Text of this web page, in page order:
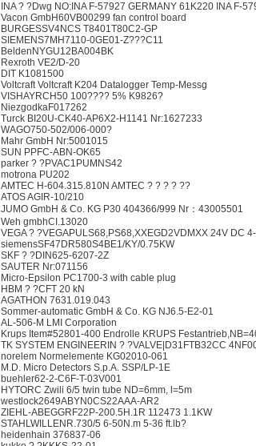
INA ? ?Dwg NO:INA F-57927 GERMANY 61K220 INA F-
Vacon GmbH60VB00299 fan control board
BURGESSV4NCS T8401T80C2-GP
SIEMENS7MH7110-0GE01-Z???C11
BeldenNYGU12BA004BK
Rexroth VE2/D-20
DIT K1081500
Voltcraft Voltcraft K204 Datalogger Temp-Messg
VISHAYRCH50 100???? 5% K9826?
NiezgodkaF017262
Turck BI20U-CK40-AP6X2-H1141 Nr:1627233
WAGO750-502/006-000?
Mahr GmbH Nr:5001015
SUN PPFC-ABN-OK65
parker ? ?PVAC1PUMNS42
motrona PU202
AMTEC H-604.315.810N AMTEC ? ? ? ? ??
ATOS AGIR-10/210
JUMO GmbH & Co. KG P30 404366/999 Nr：43005501
Weh gmbhCI.13020
VEGA ? ?VEGAPULS68,PS68,XXEGD2VDMXX 24V DC
siemensSF47DR580S4BE1/KY/0.75KW
SKF ? ?DIN625-6207-2Z
SAUTER Nr:071156
Micro-Epsilon PC1700-3 with cable plug
HBM ? ?CFT 20 kN
AGATHON 7631.019.043
Sommer-automatic GmbH & Co. KG NJ6.5-E2-01
AL-506-M LMI Corporation
Krups Item#52801-400 Endrolle KRUPS
TK SYSTEM ENGINEERIN ? ?VALVE|D31FTB32CC
norelem Normelemente KG02010-061
M.D. Micro Detectors S.p.A. SSP/LP-1E
buehler62-2-C6F-T-03V001
HYTORC Zwili 6/5 twin tube ND=6mm, l=5m
westlock2649ABYN0CS22AAA-AR2
ZIEHL-ABEGGRF22P-200.5H.1R 112473 1.1KW
STAHLWILLENR.730/5 6-50N.m 5-36 ft.lb?
heidenhain 376837-06